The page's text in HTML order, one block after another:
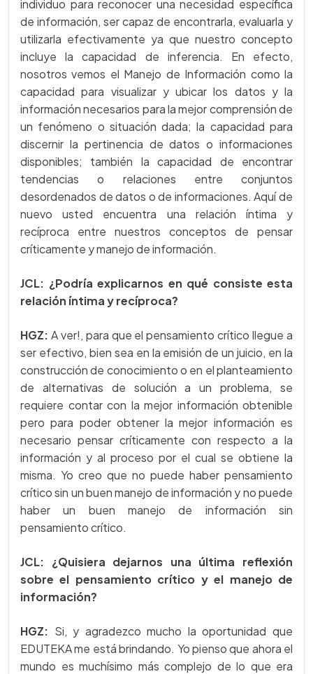
individuo para reconocer una necesidad específica
de información, ser capaz de encontrarla, evaluarla y
utilizarla efectivamente ya que nuestro concepto
incluye la capacidad de inferencia. En efecto,
nosotros vemos el Manejo de Información como la
capacidad para visualizar y ubicar los datos y la
información necesarios para la mejor comprensión de
un fenómeno o situación dada; la capacidad para
discernir la pertinencia de datos o informaciones
disponibles; también la capacidad de encontrar
tendencias o relaciones entre conjuntos
desordenados de datos o de informaciones. Aquí de
nuevo usted encuentra una relación íntima y
recíproca entre nuestros conceptos de pensar
críticamente y manejo de información.
JCL: ¿Podría explicarnos en qué consiste esta
relación íntima y recíproca?
HGZ: A ver!, para que el pensamiento crítico llegue a
ser efectivo, bien sea en la emisión de un juicio, en la
construcción de conocimiento o en el planteamiento
de alternativas de solución a un problema, se
requiere contar con la mejor información obtenible
pero para poder obtener la mejor información es
necesario pensar críticamente con respecto a la
información y al proceso por el cual se obtiene la
misma. Yo creo que no puede haber pensamiento
crítico sin un buen manejo de información y no puede
haber un buen manejo de información sin
pensamiento crítico.
JCL: ¿Quisiera dejarnos una última reflexión
sobre el pensamiento crítico y el manejo de
información?
HGZ: Si, y agradezco mucho la oportunidad que
EDUTEKA me está brindando. Yo pienso que ahora el
mundo es muchísimo más complejo de lo que era